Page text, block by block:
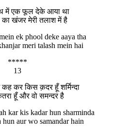
में एक फूल देके आया था
खंजर मेरी तलाश में है
ek phool deke aaya tha
meri talash mein hai
*****
13
कर किस क़दर हूँ शर्मिन्दा
हूँ और वो समन्दर है
kar kis kadar hun sharminda
aur wo samandar hain